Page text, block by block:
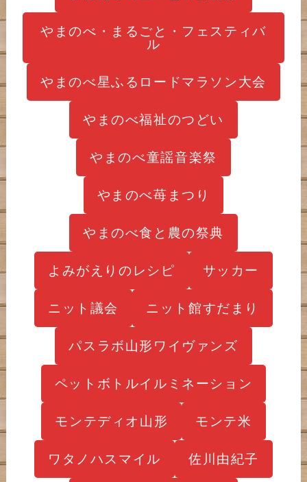
やまのべ・まるごと・フェスティバ
ル
やまのべ星ふるロードマラソン大会
やまのべ福祉のつどい
やまのべ童謡音楽祭
やまのべ苺まつり
やまのべ食と農の祭典
よみがえりのレシピ サッカー
ニット議会 ニット館すだまり
パスラボ山形ワイヴァンズ
ペットボトルイルミネーション
モンテディオ山形 モンテ米
ワタノハスマイル 佐川由紀子